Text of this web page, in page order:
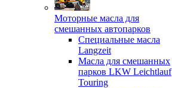
Моторные масла для
смешанных автопарков
Специальные масла
Langzeit
Масла для смешанных
парков LKW Leichtlauf
Touring